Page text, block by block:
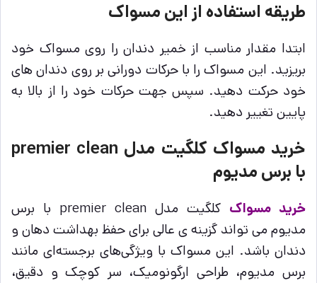
طریقه استفاده از این مسواک
ابتدا مقدار مناسب از خمیر دندان را روی مسواک خود
بریزید. این مسواک را با حرکات دورانی بر روی دندان های
خود حرکت دهید. سپس جهت حرکات خود را از بالا به
پایین تغییر دهید.
خرید مسواک کلگیت مدل premier clean
با برس مدیوم
خرید مسواک
کلگیت مدل premier clean با برس
مدیوم می تواند گزینه‌ ی عالی برای حفظ بهداشت دهان و
دندان باشد. این مسواک با ویژگی‌های برجسته‌ای مانند
برس مدیوم، طراحی ارگونومیک، سر کوچک و دقیق،